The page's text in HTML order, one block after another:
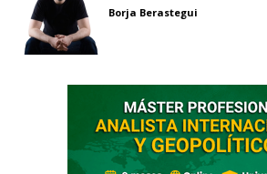
Borja Berastegui